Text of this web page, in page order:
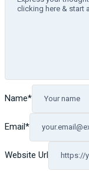
Name*
Email*
Website Url